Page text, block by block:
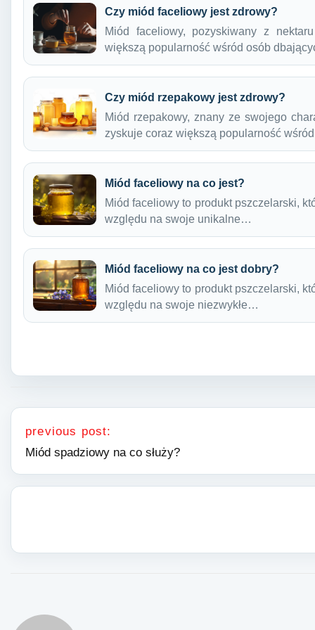
Czy miód faceliowy jest zdrowy?
Miód faceliowy, pozyskiwany z
większą popularność wśród osób
Czy miód rzepakowy jest zdrowy?
Miód rzepakowy, znany ze swojego
zyskuje coraz większą popularność
Miód faceliowy na co jest?
Miód faceliowy to produkt pszczelarski,
względu na swoje unikalne…
Miód faceliowy na co jest dobry?
Miód faceliowy to produkt pszczelarski,
względu na swoje niezwykłe…
Nawigacja wpisu
previous post:
Miód spadziowy na co służy?